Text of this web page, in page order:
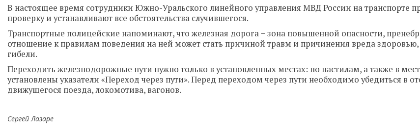
В настоящее время сотрудники Южно-Уральского линейного управления МВД России на транспорте
проверку и устанавливают все обстоятельства случившегося.
Транспортные полицейские напоминают, что железная дорога − зона повышенной опасности,
отношение к правилам поведения на ней может стать причиной травм и причинения вреда
гибели.
Переходить железнодорожные пути нужно только в установленных местах: по настилам, а также в
установлены указатели «Переход через пути». Перед переходом через пути необходимо убедиться в
движущегося поезда, локомотива, вагонов.
Сергей Лазаре